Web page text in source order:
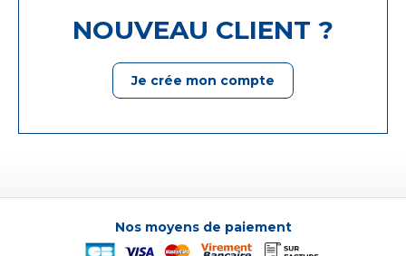
NOUVEAU CLIENT ?
Je crée mon compte
Nos moyens de paiement